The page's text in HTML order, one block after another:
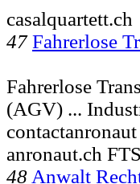
casalquartett.ch
47 Fahrerlose
Fahrerlose
(AGV) ...
contactanronaut
anronaut.ch
48 Anwalt